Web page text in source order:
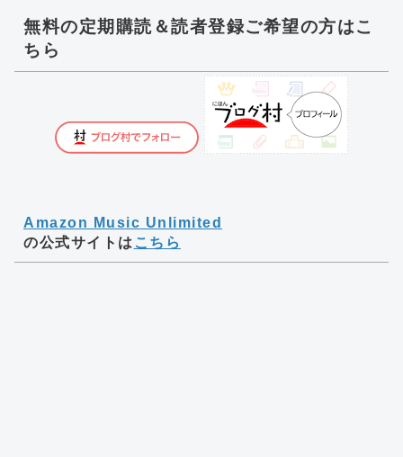
無料の定期購読＆読者登録ご希望の方はこ
ちら
Amazon Music Unlimited
の公式サイトは こちら